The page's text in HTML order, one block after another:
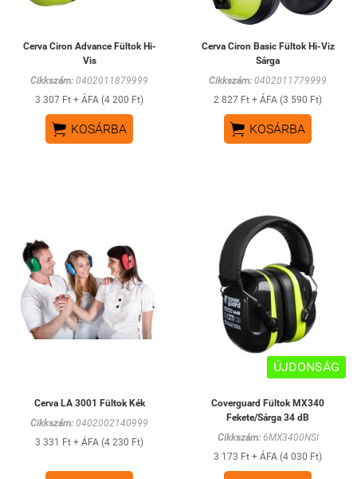
Cerva Ciron Advance Fültok Hi-
Vis
Cikkszám: 0402011879999
3 307 Ft + ÁFA (4 200 Ft)
 KOSÁRBA
Cerva Ciron Basic Fültok Hi-Viz
Sárga
Cikkszám: 0402011779999
2 827 Ft + ÁFA (3 590 Ft)
 KOSÁRBA
Cerva LA 3001 Fültok Kék
Cikkszám: 0402002140999
3 331 Ft + ÁFA (4 230 Ft)
ÚJDONSÁG
Coverguard Fültok MX340
Fekete/Sárga 34 dB
Cikkszám:6MX3400NSI
3 173 Ft + ÁFA (4 030 Ft)